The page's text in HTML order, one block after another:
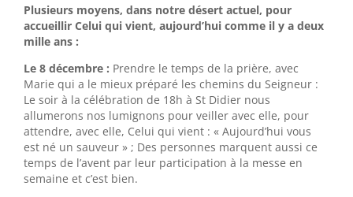
Plusieurs moyens, dans notre désert actuel, pour
accueillir Celui qui vient, aujourd’hui comme il y a deux
mille ans :
Le 8 décembre : Prendre le temps de la prière, avec
Marie qui a le mieux préparé les chemins du Seigneur :
Le soir à la célébration de 18h à St Didier nous
allumerons nos lumignons pour veiller avec elle, pour
attendre, avec elle, Celui qui vient : « Aujourd’hui vous
est né un sauveur » ; Des personnes marquent aussi ce
temps de l’avent par leur participation à la messe en
semaine et c’est bien.